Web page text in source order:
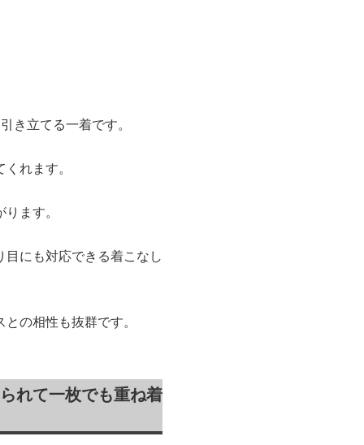
き立てる一着です。
れます。
ます。
にも対応できる着こなし
の相性も抜群です。
れて一枚でも重ね着